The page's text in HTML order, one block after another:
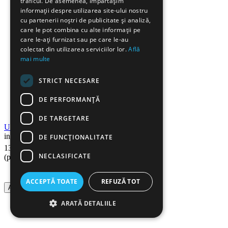
Unitate cilindru compatibila LEXMARK E250
in stoc
131
17 Lei
(pret cu TVA inclus)
Adauga in cos
informații despre utilizarea site-ului nostru
cu partenerii noștri de publicitate și analiză,
care le pot combina cu alte informații pe
care le-ați furnizat sau pe care le-au
colectat din utilizarea serviciilor lor.Află
mai multe
STRICT NECESARE
DE PERFORMANȚĂ
DE TARGETARE
DE FUNCŢIONALITATE
NECLASIFICATE
ACCEPTĂ TOATE REFUZĂ TOT
ARATĂ DETALIILE